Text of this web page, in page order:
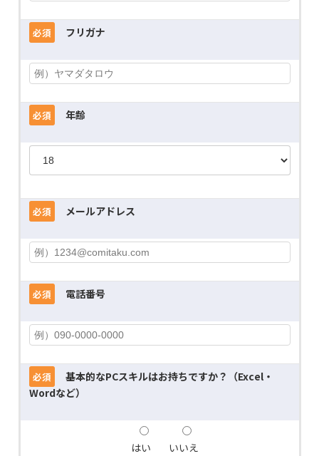
必須 フリガナ
必須 年齢
必須 メールアドレス
必須 電話番号
必須
基本的なPCスキルはお持ちですか？（Excel・
Wordなど）
はい いいえ